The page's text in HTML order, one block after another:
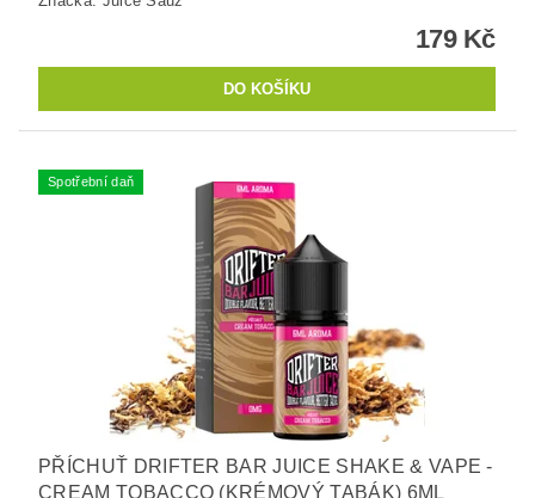
179 Kč
Spotřební daň
PŘÍCHUŤ DRIFTER BAR JUICE SHAKE & VAPE -
CREAM TOBACCO (KRÉMOVÝ TABÁK) 6ML